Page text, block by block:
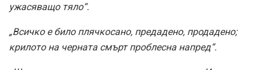
ужасяващо тяло“.
„Всичко е било плячкосано, предадено, продадено;
крилото на черната смърт проблесна напред“.